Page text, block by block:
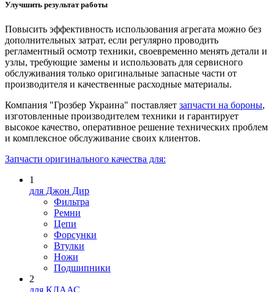
Улучшить результат работы
Повысить эффективность использования агрегата можно без
дополнительных затрат, если регулярно проводить
регламентный осмотр техники, своевременно менять детали и
узлы, требующие замены и использовать для сервисного
обслуживания только оригинальные запасные части от
производителя и качественные расходные материалы.
Компания "Грозбер Украина" поставляет запчасти на бороны,
изготовленные производителем техники и гарантирует
высокое качество, оперативное решение технических проблем
и комплексное обслуживание своих клиентов.
Запчасти оригинального качества для:
1
для Джон Дир
Фильтра
Ремни
Цепи
Форсунки
Втулки
Ножи
Подшипники
2
для КЛААС